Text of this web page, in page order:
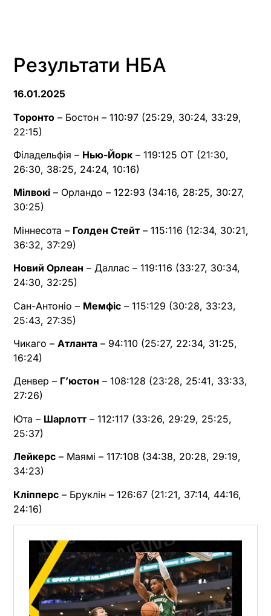
Результати НБА
16.01.2025
Торонто – Бостон – 110:97 (25:29, 30:24, 33:29,
22:15)
Філадельфія – Нью-Йорк – 119:125 OT (21:30,
26:30, 38:25, 24:24, 10:16)
Мілвокі – Орландо – 122:93 (34:16, 28:25, 30:27,
30:25)
Міннесота – Голден Стейт – 115:116 (12:34, 30:21,
36:32, 37:29)
Новий Орлеан – Даллас – 119:116 (33:27, 30:34,
24:30, 32:25)
Сан-Антоніо – Мемфіс – 115:129 (30:28, 33:23,
25:43, 27:35)
Чикаго – Атланта – 94:110 (25:27, 22:34, 31:25,
16:24)
Денвер – Г’юстон – 108:128 (23:28, 25:41, 33:33,
27:26)
Юта – Шарлотт – 112:117 (33:26, 29:29, 25:25,
25:37)
Лейкерс – Маямі – 117:108 (34:38, 20:28, 29:19,
34:23)
Кліпперс – Бруклін – 126:67 (21:21, 37:14, 44:16,
24:16)